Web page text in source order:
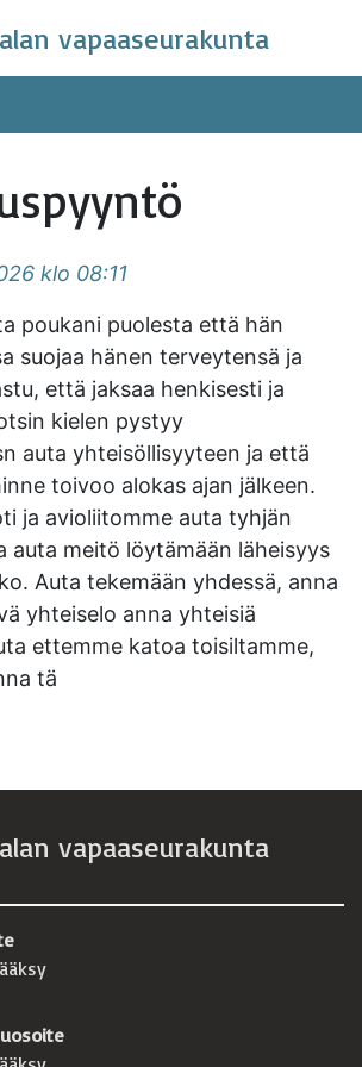
vapaaseurakunta
klo 08:11
poukani puolesta että hän
suojaa hänen terveytensä ja
että jaksaa henkisesti ja
kielen pystyy
auta yhteisöllisyyteen ja että
toivoo alokas ajan jälkeen.
ja avioliitomme auta tyhjän
auta meitö löytämään läheisyys
Auta tekemään yhdessä, anna
yhteiselo anna yhteisiä
ettemme katoa toisiltamme,
tä
vapaaseurakunta